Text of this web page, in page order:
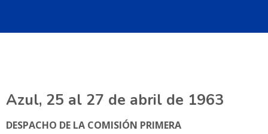
Azul, 25 al 27 de abril de 1963
DESPACHO DE LA COMISIÓN PRIMERA